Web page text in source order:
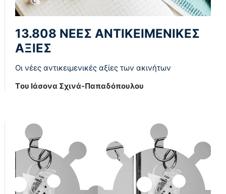
13.808 ΝΕΕΣ ΑΝΤΙΚΕΙΜΕΝΙΚΕΣ
ΑΞΙΕΣ
Οι νέες αντικειμενικές αξίες των ακινήτων
Tου Ιάσονα Σχινά-Παπαδόπουλου